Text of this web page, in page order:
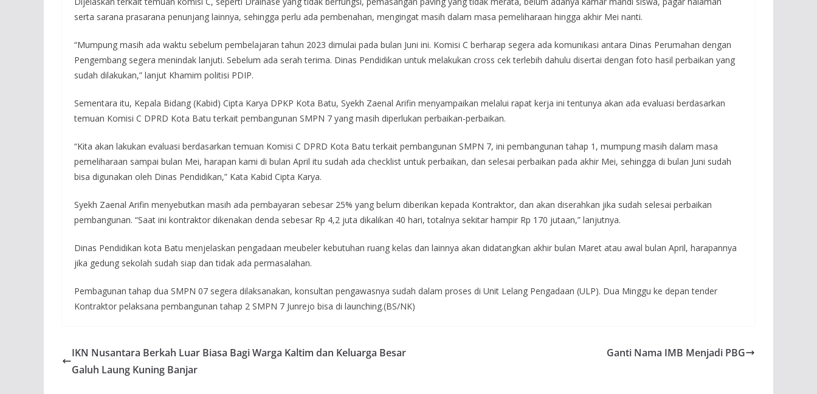
serta sarana prasarana penunjang lainnya, sehingga perlu ada pembenahan, mengingat masih dalam masa pemeliharaan hingga akhir Mei nanti.
“Mumpung masih ada waktu sebelum pembelajaran tahun 2023 dimulai pada bulan Juni ini. Komisi C berharap segera ada komunikasi antara Dinas Perumahan dengan
Pengembang segera menindak lanjuti. Sebelum ada serah terima. Dinas Pendidikan untuk melakukan cross cek terlebih dahulu disertai dengan foto hasil perbaikan yang
sudah dilakukan,” lanjut Khamim politisi PDIP.
Sementara itu, Kepala Bidang (Kabid) Cipta Karya DPKP Kota Batu, Syekh Zaenal Arifin menyampaikan melalui rapat kerja ini tentunya akan ada evaluasi berdasarkan
temuan Komisi C DPRD Kota Batu terkait pembangunan SMPN 7 yang masih diperlukan perbaikan-perbaikan.
“Kita akan lakukan evaluasi berdasarkan temuan Komisi C DPRD Kota Batu terkait pembangunan SMPN 7, ini pembangunan tahap 1, mumpung masih dalam masa
pemeliharaan sampai bulan Mei, harapan kami di bulan April itu sudah ada checklist untuk perbaikan, dan selesai perbaikan pada akhir Mei, sehingga di bulan Juni sudah
bisa digunakan oleh Dinas Pendidikan,” Kata Kabid Cipta Karya.
Syekh Zaenal Arifin menyebutkan masih ada pembayaran sebesar 25% yang belum diberikan kepada Kontraktor, dan akan diserahkan jika sudah selesai perbaikan
pembangunan. “Saat ini kontraktor dikenakan denda sebesar Rp 4,2 juta dikalikan 40 hari, totalnya sekitar hampir Rp 170 jutaan,” lanjutnya.
Dinas Pendidikan kota Batu menjelaskan pengadaan meubeler kebutuhan ruang kelas dan lainnya akan didatangkan akhir bulan Maret atau awal bulan April, harapannya
jika gedung sekolah sudah siap dan tidak ada permasalahan.
Pembagunan tahap dua SMPN 07 segera dilaksanakan, konsultan pengawasnya sudah dalam proses di Unit Lelang Pengadaan (ULP). Dua Minggu ke depan tender
Kontraktor pelaksana pembangunan tahap 2 SMPN 7 Junrejo bisa di launching.(BS/NK)
IKN Nusantara Berkah Luar Biasa Bagi Warga Kaltim dan Keluarga Besar
Galuh Laung Kuning Banjar
Ganti Nama IMB Menjadi PBG